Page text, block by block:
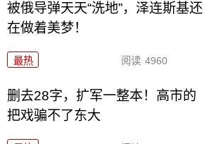
被俄导弹天天“洗地”，泽连斯基还
在做着美梦！
最热 阅读 4960
删去28字，扩军一整本！高市的
把戏骗不了东大